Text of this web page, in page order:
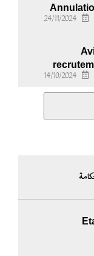
24/11/2024
14/10/2024